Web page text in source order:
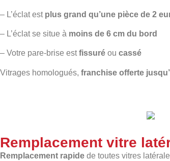
– L’éclat est plus grand qu’une pièce de 2
– L’éclat se situe à moins de 6 cm du bord
– Votre pare-brise estfissuré ou cassé
Vitrages homologués, franchise offerte
Remplacement vitre
Remplacement rapide de toutes vitres